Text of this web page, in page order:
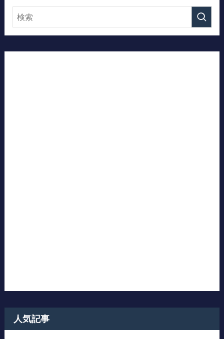
人気記事